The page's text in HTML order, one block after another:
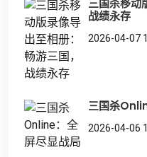
三国杀移动
战绩永存
2026-04-07
三国杀
2026-04-06